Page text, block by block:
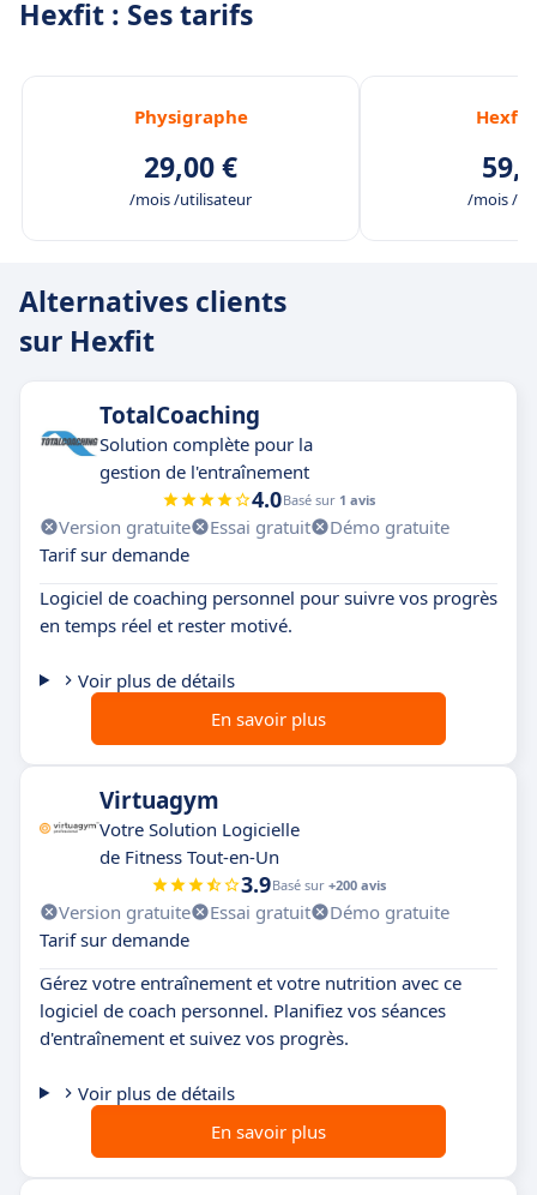
Hexfit : Ses tarifs
Physigraphe
29,00 €
/mois /utilisateur
Hexfit
/mois /
Alternatives clients
sur Hexfit
TotalCoaching
Solution complète pour la
gestion de l'entraînement
4.0Basé sur 1 avis
Version gratuite Essai gratuit
Démo gratuite
Tarif sur demande
Logiciel de coaching personnel pour suivre vos progrès
en temps réel et rester motivé.
Voir plus de détails
En savoir plus
Virtuagym
Votre Solution Logicielle
de Fitness Tout-en-Un
3.9Basé sur +200 avis
Version gratuite Essai gratuit
Démo gratuite
Tarif sur demande
Gérez votre entraînement et votre nutrition avec ce
logiciel de coach personnel. Planifiez vos séances
d'entraînement et suivez vos progrès.
Voir plus de détails
En savoir plus